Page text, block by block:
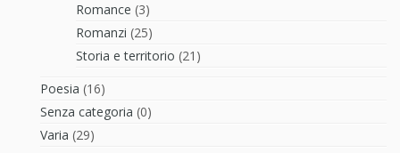
Romance (3)
Romanzi (25)
Storia e territorio (21)
Poesia (16)
Senza categoria (0)
Varia (29)